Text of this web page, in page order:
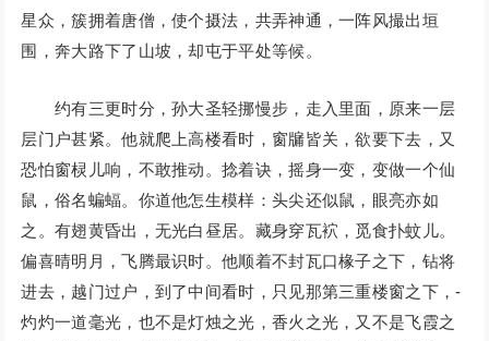
星众，簇拥着唐僧，使个摄法，共弄神通，一阵风撮出垣
围，奔大路下了山坡，却屯于平处等候。
约有三更时分，孙大圣轻挪慢步，走入里面，原来一层
层门户甚紧。他就爬上高楼看时，窗牖皆关，欲要下去，又
恐怕窗棂儿响，不敢推动。捻着诀，摇身一变，变做一个仙
鼠，俗名蝙蝠。你道他怎生模样：头尖还似鼠，眼亮亦如
之。有翅黄昏出，无光白昼居。藏身穿瓦袕，觅食扑蚊儿。
偏喜晴明月，飞腾最识时。他顺着不封瓦口椽子之下，钻将
进去，越门过户，到了中间看时，只见那第三重楼窗之下，-
灼灼一道毫光，也不是灯烛之光，香火之光，又不是飞霞之